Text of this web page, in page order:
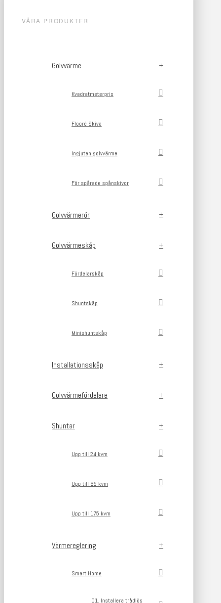
VÅRA PRODUKTER
Golvvärme
Kvadratmeterpris
Flooré Skiva
Ingjuten golvvärme
För spårade spånskivor
Golvvärmerör
Golvvärmeskåp
Fördelarskåp
Shuntskåp
Minishuntskåp
Installationsskåp
Golvvärmefördelare
Shuntar
Upp till 24 kvm
Upp till 65 kvm
Upp till 175 kvm
Värmereglering
Smart Home
01. Installera trådlös